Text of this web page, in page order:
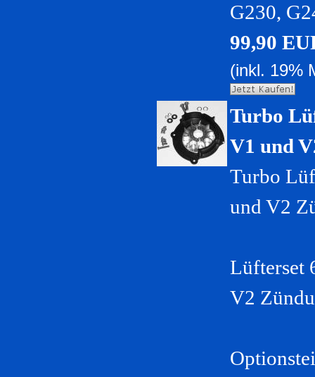
G230,
99,90
(inkl. 19%
Turbo
V1 und
Turbo
und V2
Lüfterset
V2